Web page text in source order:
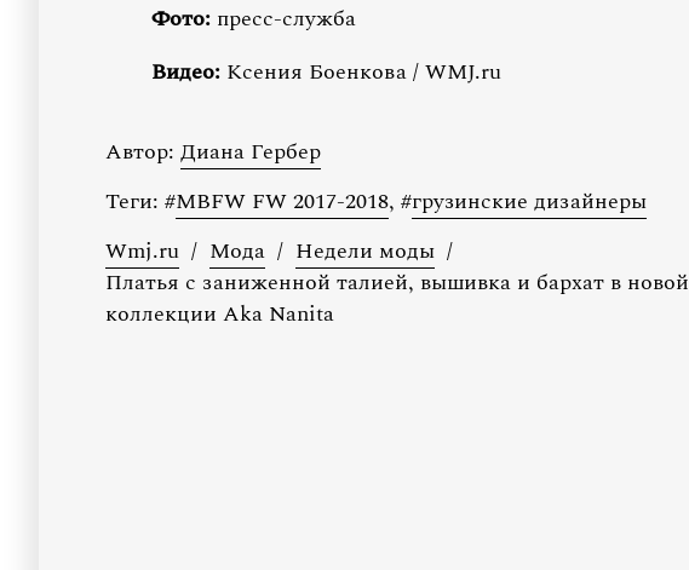
Фото:пресс-служба
Видео:Ксения Боенкова / WMJ.ru
Автор: Диана Гербер
Теги: #MBFW FW 2017-2018, #грузинские дизайнеры
Wmj.ru / Мода / Недели моды /
Платья с заниженной талией, вышивка и бархат в новой
коллекции Aka Nanita